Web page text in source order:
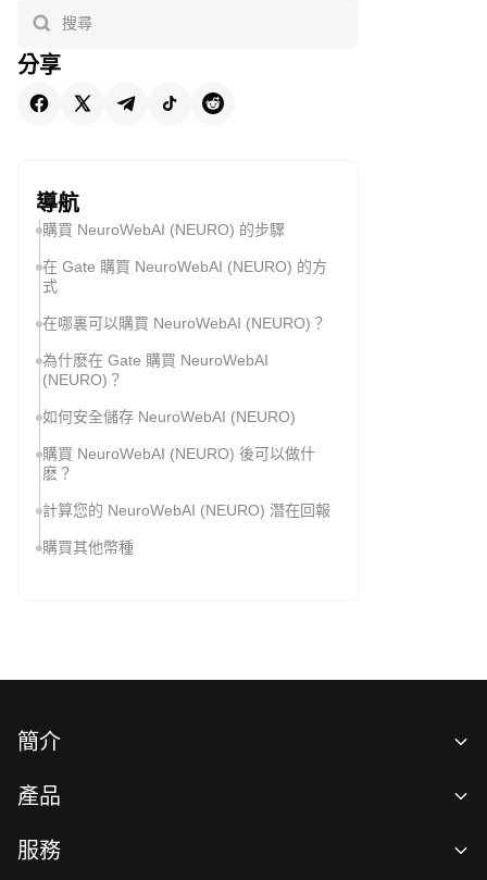
分享
導航
購買 NeuroWebAI (NEURO) 的步驟
在 Gate 購買 NeuroWebAI (NEURO) 的方
式
在哪裏可以購買 NeuroWebAI (NEURO)？
為什麽在 Gate 購買 NeuroWebAI
(NEURO)？
如何安全儲存 NeuroWebAI (NEURO)
購買 NeuroWebAI (NEURO) 後可以做什
麽？
計算您的 NeuroWebAI (NEURO) 潛在回報
購買其他幣種
簡介
新聞中心
產品
服務